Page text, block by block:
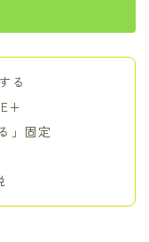
る
」固定